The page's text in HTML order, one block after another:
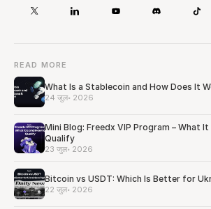
READ MORE
What Is a Stablecoin and How Does It
24 जुल॰ 2026
Mini Blog: Freedx VIP Program – What
Qualify
23 जुल॰ 2026
Bitcoin vs USDT: Which Is Better for
22 जुल॰ 2026